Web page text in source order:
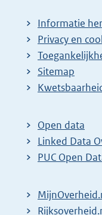
Informatie
Privacy en
Sitemap
E
t
e
r
l
Open data
Linked Data
PUC Open
E